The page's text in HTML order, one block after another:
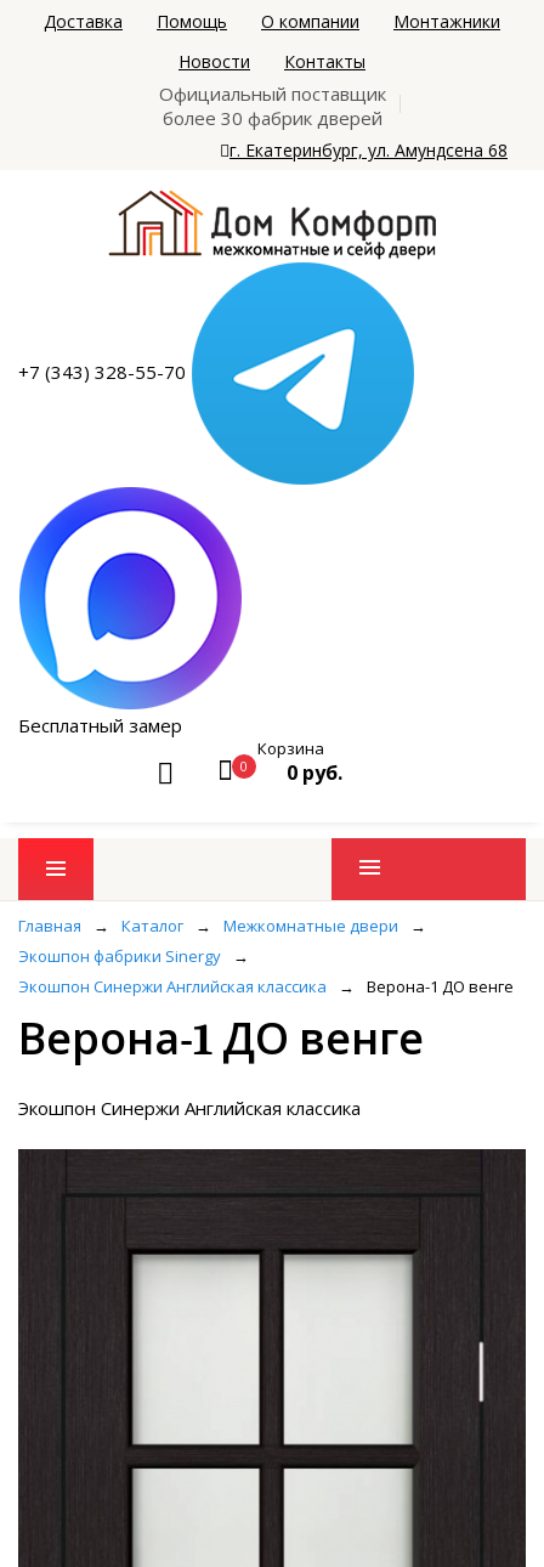
Доставка Помощь О компании
Монтажники
Новости
Контакты
Официальный поставщик
более 30 фабрик дверей
г. Екатеринбург, ул. Амундсена 68
+7 (343) 328-55-70
Бесплатный замер
0
Корзина
0 руб.
Промо товары
Главная → Каталог → Межкомнатные двери
→
Экошпон фабрики Sinergy
→
Экошпон Синержи Английская классика
→ Верона-1 ДО венге
Верона-1 ДО венге
Экошпон Синержи Английская классика